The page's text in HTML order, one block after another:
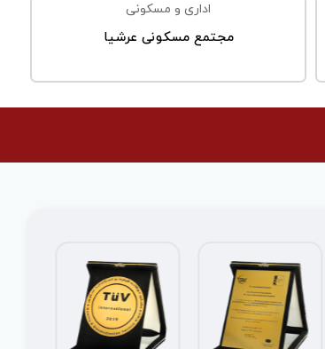
اداری و مسکونی
مجتمع مسکونی عرشیا